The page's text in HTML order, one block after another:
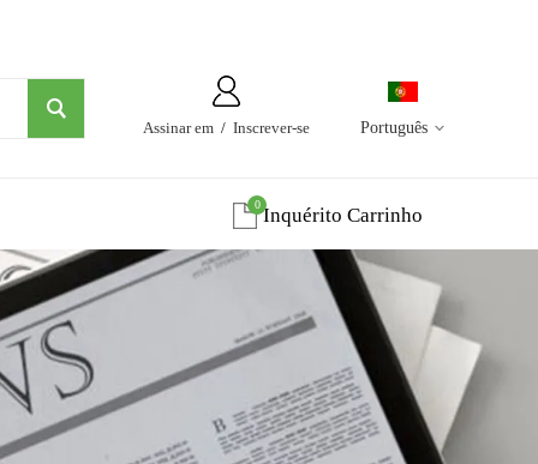
Português
Assinar em / Inscrever-se
Inquérito Carrinho
0